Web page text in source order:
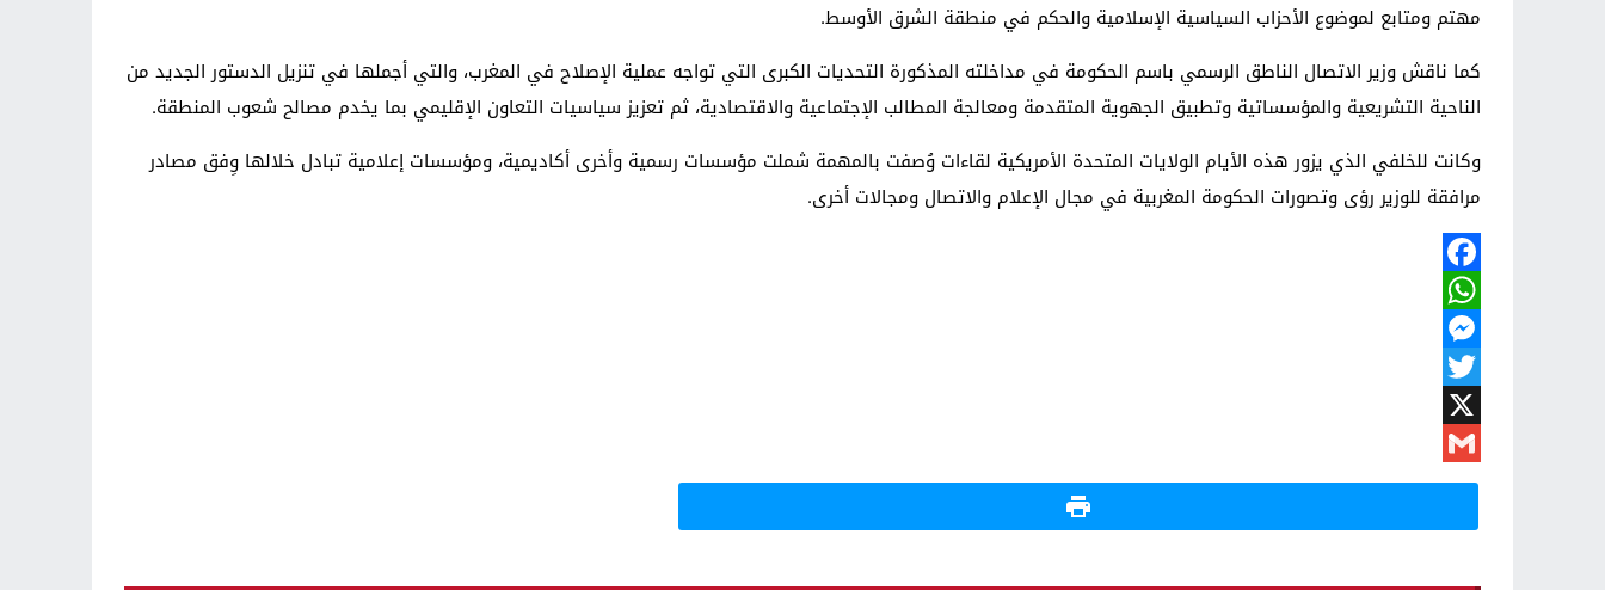
مهتم ومتابع لموضوع الأحزاب السياسية الإسلامية والحكم في منطقة الشرق الأوسط.
كما ناقش وزير الاتصال الناطق الرسمي باسم الحكومة في مداخلته المذكورة التحديات الكبرى التي تواجه عملية الإصلاح في المغرب، والتي أجملها في تنزيل الدستور الجديد من
الناحية التشريعية والمؤسساتية وتطبيق الجهوية المتقدمة ومعالجة المطالب الإجتماعية والاقتصادية، ثم تعزيز سياسيات التعاون الإقليمي بما يخدم مصالح شعوب المنطقة.
وكانت للخلفي الذي يزور هذه الأيام الولايات المتحدة الأمريكية لقاءات وُصفت بالمهمة شملت مؤسسات رسمية وأخرى أكاديمية، ومؤسسات إعلامية تبادل خلالها وِفق مصادر
مرافقة للوزير رؤى وتصورات الحكومة المغربية في مجال الإعلام والاتصال ومجالات أخرى.
Facebook
WhatsApp
Messenger
Twitter
X
Gmail